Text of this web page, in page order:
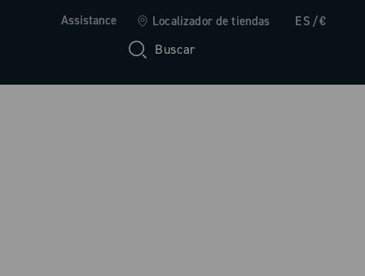
Assistance Localizador de tiendas ES/€
Buscar